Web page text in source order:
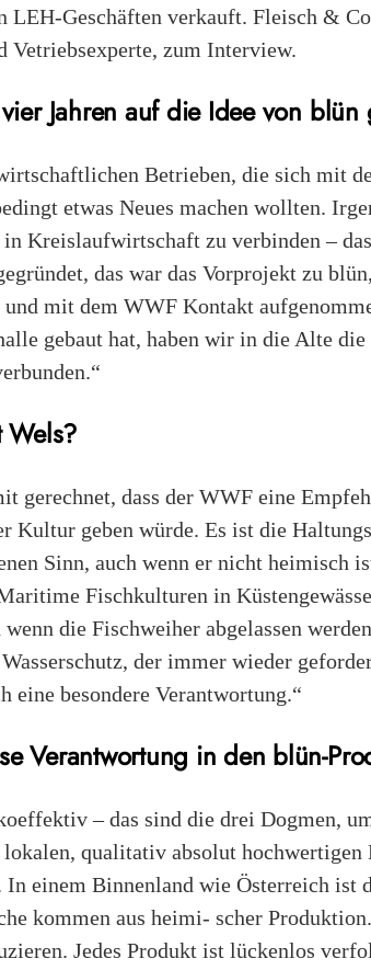
LEH-Geschäften verkauft. Fleisch &
Vetriebsexperte, zum Interview.
Jahren auf die Idee von blün
Betrieben, die sich mit
etwas Neues machen wollten.
Kreislaufwirtschaft zu verbinden –
das war das Vorprojekt zu
und mit dem WWF Kontakt
gebaut hat, haben wir in die Alte
Wels?
gerechnet, dass der WWF eine
Kultur geben würde. Es ist die
Sinn, auch wenn er nicht heimisch
Fischkulturen in
die Fischweiher abgelassen
der immer wieder
eine besondere Verantwortung.“
Verantwortung in den blün-
– das sind die drei Dogmen,
qualitativ absolut hochwertigen
In einem Binnenland wie Österreich ist
kommen aus heimi- scher
Jedes Produkt ist lückenlos